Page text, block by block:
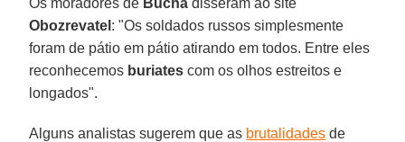
Obozrevatel : "Os soldados russos simplesmente
foram de pátio em pátio atirando em todos. Entre eles
reconhecemos buriates com os olhos estreitos e
longados".
Alguns analistas sugerem que as brutalidades de